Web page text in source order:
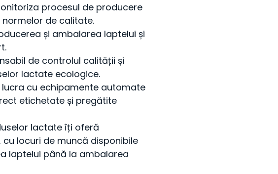
procesul de producere
de calitate.
și ambalarea laptelui și
de controlul calității și
lactate ecologice.
lucra cu echipamente automate
etichetate și pregătite
lactate îți oferă
locuri de muncă disponibile
laptelui până la ambalarea